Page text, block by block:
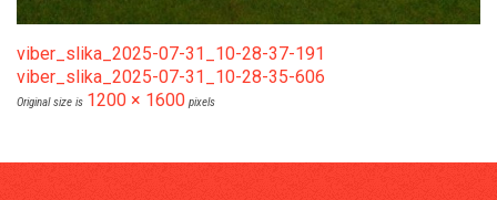
viber_slika_2025-07-31_10-28-37-191
viber_slika_2025-07-31_10-28-35-606
Original size is 1200 × 1600 pixels